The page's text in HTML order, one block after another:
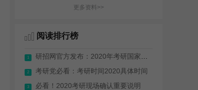
更多资料>>
阅读排行榜
1
2
3
考研党必看：考研时间2020具体时间
必看！2020考研现场确认重要说明